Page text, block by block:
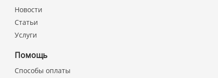
Новости
Статьи
Услуги
Помощь
Способы оплаты